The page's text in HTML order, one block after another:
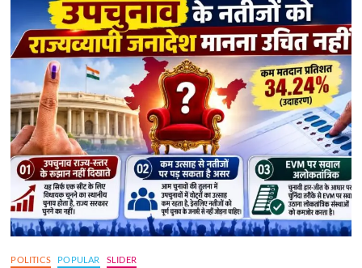
POLITICS POPULAR SLIDER